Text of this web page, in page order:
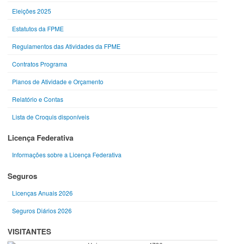
Eleições 2025
Estatutos da FPME
Regulamentos das Atividades da FPME
Contratos Programa
Planos de Atividade e Orçamento
Relatório e Contas
Lista de Croquis disponíveis
Licença Federativa
Informações sobre a Licença Federativa
Seguros
Licenças Anuais 2026
Seguros Diários 2026
VISITANTES